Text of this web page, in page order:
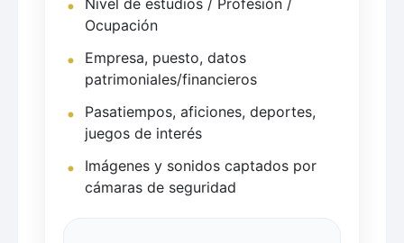
Nivel de estudios / Profesión /
Ocupación
Empresa, puesto, datos
patrimoniales/financieros
Pasatiempos, aficiones, deportes,
juegos de interés
Imágenes y sonidos captados por
cámaras de seguridad